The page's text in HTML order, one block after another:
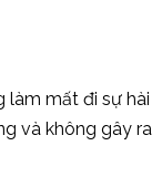
làm mất đi sự hài
và không gây ra